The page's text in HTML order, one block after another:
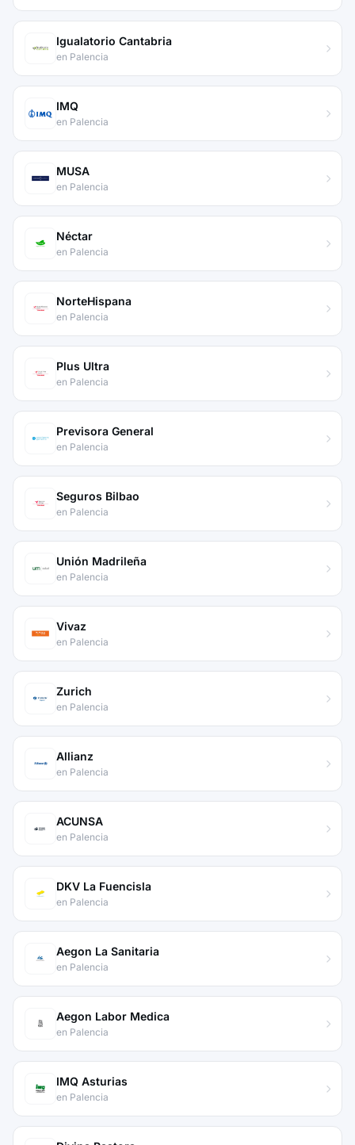
Igualatorio Cantabria
en Palencia
IMQ
en Palencia
MUSA
en Palencia
Néctar
en Palencia
NorteHispana
en Palencia
Plus Ultra
en Palencia
Previsora General
en Palencia
Seguros Bilbao
en Palencia
Unión Madrileña
en Palencia
Vivaz
en Palencia
Zurich
en Palencia
Allianz
en Palencia
ACUNSA
en Palencia
DKV La Fuencisla
en Palencia
Aegon La Sanitaria
en Palencia
Aegon Labor Medica
en Palencia
IMQ Asturias
en Palencia